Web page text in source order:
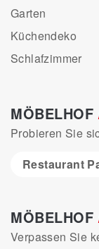
Garten
Küchendeko
Schlafzimmer
MÖBELHOF
Probieren Sie
Restaurant
MÖBELHOF
Verpassen Sie